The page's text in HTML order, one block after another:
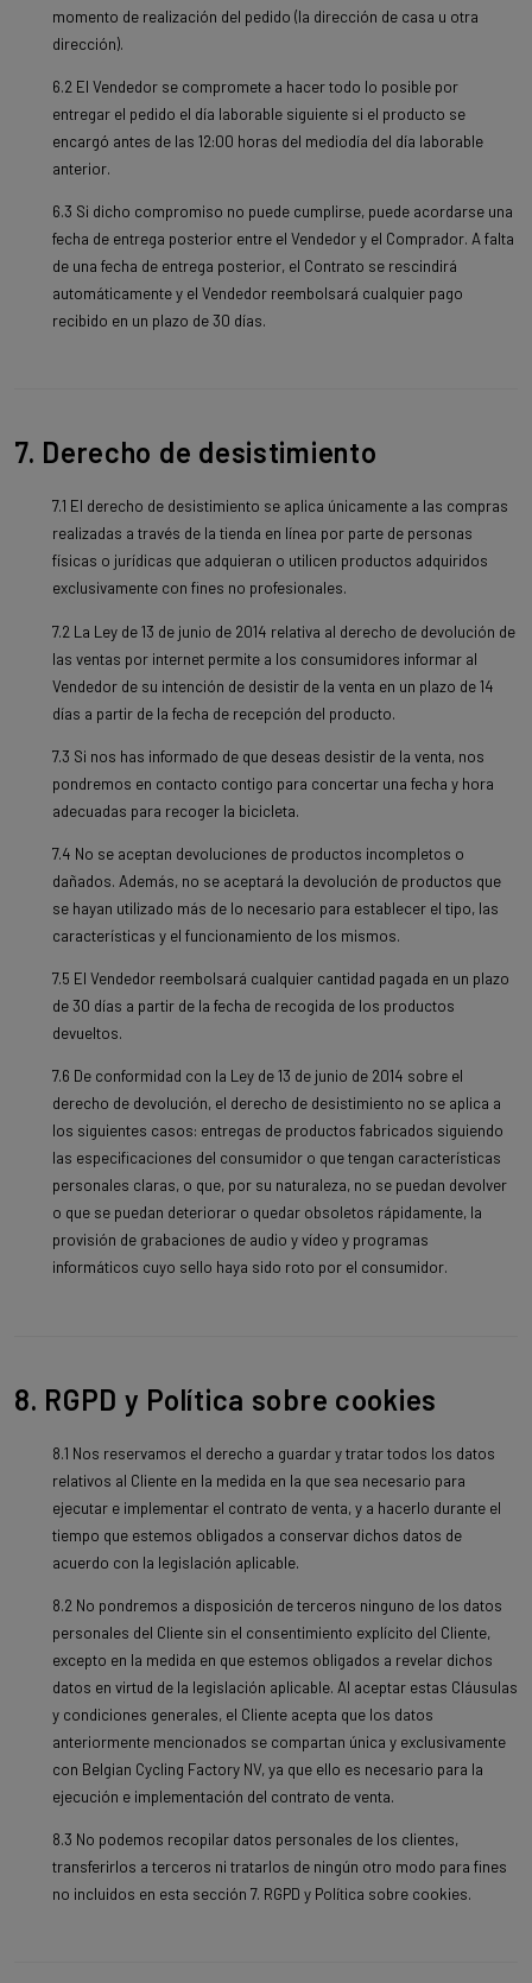
momento de realización del pedido (la dirección de casa u otra
dirección).
6.2 El Vendedor se compromete a hacer todo lo posible por
entregar el pedido el día laborable siguiente si el producto se
encargó antes de las 12:00 horas del mediodía del día laborable
anterior.
6.3 Si dicho compromiso no puede cumplirse, puede acordarse una
fecha de entrega posterior entre el Vendedor y el Comprador. A falta
de una fecha de entrega posterior, el Contrato se rescindirá
automáticamente y el Vendedor reembolsará cualquier pago
recibido en un plazo de 30 días.
7. Derecho de desistimiento
7.1 El derecho de desistimiento se aplica únicamente a las compras
realizadas a través de la tienda en línea por parte de personas
físicas o jurídicas que adquieran o utilicen productos adquiridos
exclusivamente con fines no profesionales.
7.2 La Ley de 13 de junio de 2014 relativa al derecho de devolución de
las ventas por internet permite a los consumidores informar al
Vendedor de su intención de desistir de la venta en un plazo de 14
días a partir de la fecha de recepción del producto.
7.3 Si nos has informado de que deseas desistir de la venta, nos
pondremos en contacto contigo para concertar una fecha y hora
adecuadas para recoger la bicicleta.
7.4 No se aceptan devoluciones de productos incompletos o
dañados. Además, no se aceptará la devolución de productos que
se hayan utilizado más de lo necesario para establecer el tipo, las
características y el funcionamiento de los mismos.
7.5 El Vendedor reembolsará cualquier cantidad pagada en un plazo
de 30 días a partir de la fecha de recogida de los productos
devueltos.
7.6 De conformidad con la Ley de 13 de junio de 2014 sobre el
derecho de devolución, el derecho de desistimiento no se aplica a
los siguientes casos: entregas de productos fabricados siguiendo
las especificaciones del consumidor o que tengan características
personales claras, o que, por su naturaleza, no se puedan devolver
o que se puedan deteriorar o quedar obsoletos rápidamente, la
provisión de grabaciones de audio y vídeo y programas
informáticos cuyo sello haya sido roto por el consumidor.
8. RGPD y Política sobre cookies
8.1 Nos reservamos el derecho a guardar y tratar todos los datos
relativos al Cliente en la medida en la que sea necesario para
ejecutar e implementar el contrato de venta, y a hacerlo durante el
tiempo que estemos obligados a conservar dichos datos de
acuerdo con la legislación aplicable.
8.2 No pondremos a disposición de terceros ninguno de los datos
personales del Cliente sin el consentimiento explícito del Cliente,
excepto en la medida en que estemos obligados a revelar dichos
datos en virtud de la legislación aplicable. Al aceptar estas Cláusulas
y condiciones generales, el Cliente acepta que los datos
anteriormente mencionados se compartan única y exclusivamente
con Belgian Cycling Factory NV, ya que ello es necesario para la
ejecución e implementación del contrato de venta.
8.3 No podemos recopilar datos personales de los clientes,
transferirlos a terceros ni tratarlos de ningún otro modo para fines
no incluidos en esta sección 7. RGPD y Política sobre cookies.